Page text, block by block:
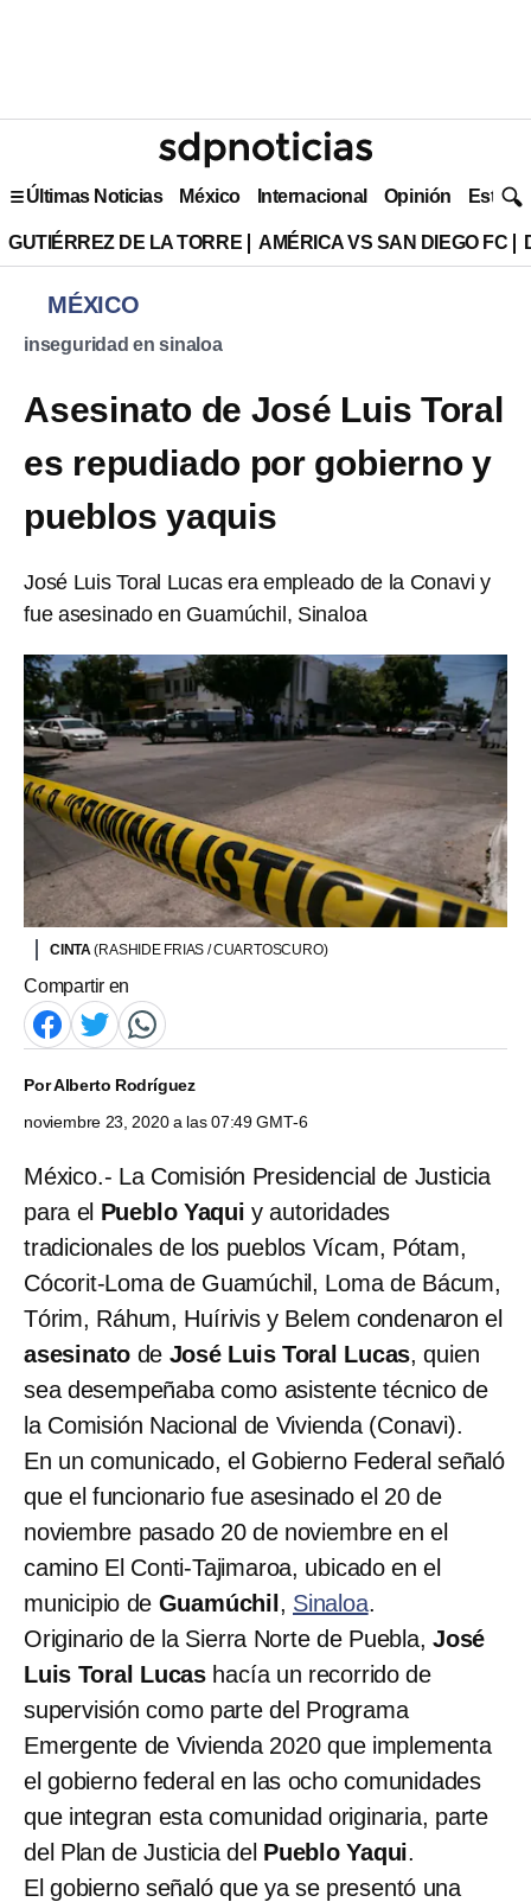
Últimas Noticias México Internacional Opinión Estilo
GUTIÉRREZ DE LA TORRE AMÉRICA VS SAN DIEGO FC
MÉXICO
inseguridad en sinaloa
Asesinato de José Luis Toral
es repudiado por gobierno y
pueblos yaquis
José Luis Toral Lucas era empleado de la Conavi y
fue asesinado en Guamúchil, Sinaloa
CINTA(RASHIDE FRIAS / CUARTOSCURO)
Compartir en
PorAlberto Rodríguez
noviembre 23, 2020 a las 07:49 GMT-6
México.- La Comisión Presidencial de Justicia
para el Pueblo Yaqui y autoridades
tradicionales de los pueblos Vícam, Pótam,
Cócorit-Loma de Guamúchil, Loma de Bácum,
Tórim, Ráhum, Huírivis y Belem condenaron el
asesinato de José Luis Toral Lucas, quien
sea desempeñaba como asistente técnico de
la Comisión Nacional de Vivienda (Conavi).
En un comunicado, el Gobierno Federal señaló
que el funcionario fue asesinado el 20 de
noviembre pasado 20 de noviembre en el
camino El Conti-Tajimaroa, ubicado en el
municipio de Guamúchil , Sinaloa.
Originario de la Sierra Norte de Puebla, José
Luis Toral Lucas hacía un recorrido de
supervisión como parte del Programa
Emergente de Vivienda 2020 que implementa
el gobierno federal en las ocho comunidades
que integran esta comunidad originaria, parte
del Plan de Justicia del Pueblo Yaqui.
El gobierno señaló que ya se presentó una